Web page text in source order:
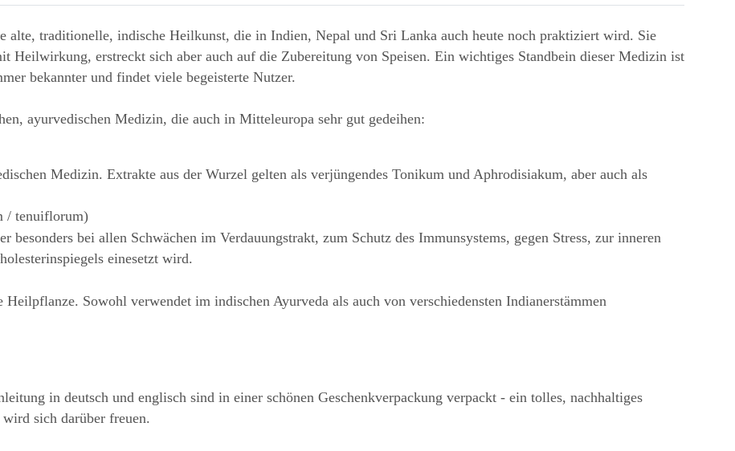
alte, traditionelle, indische Heilkunst, die in Indien, Nepal und Sri Lanka auch heute noch praktiziert wird. Sie
Heilwirkung, erstreckt sich aber auch auf die Zubereitung von Speisen. Ein wichtiges Standbein dieser Medizin ist
bekannter und findet viele begeisterte Nutzer.
ayurvedischen Medizin, die auch in Mitteleuropa sehr gut gedeihen:
Medizin. Extrakte aus der Wurzel gelten als verjüngendes Tonikum und Aphrodisiakum, aber auch als
/ tenuiflorum)
bei allen Schwächen im Verdauungstrakt, zum Schutz des Immunsystems, gegen Stress, zur inneren
einesetzt wird.
Sowohl verwendet im indischen Ayurveda als auch von verschiedensten Indianerstämmen
in deutsch und englisch sind in einer schönen Geschenkverpackung verpackt - ein tolles, nachhaltiges
sich darüber freuen.